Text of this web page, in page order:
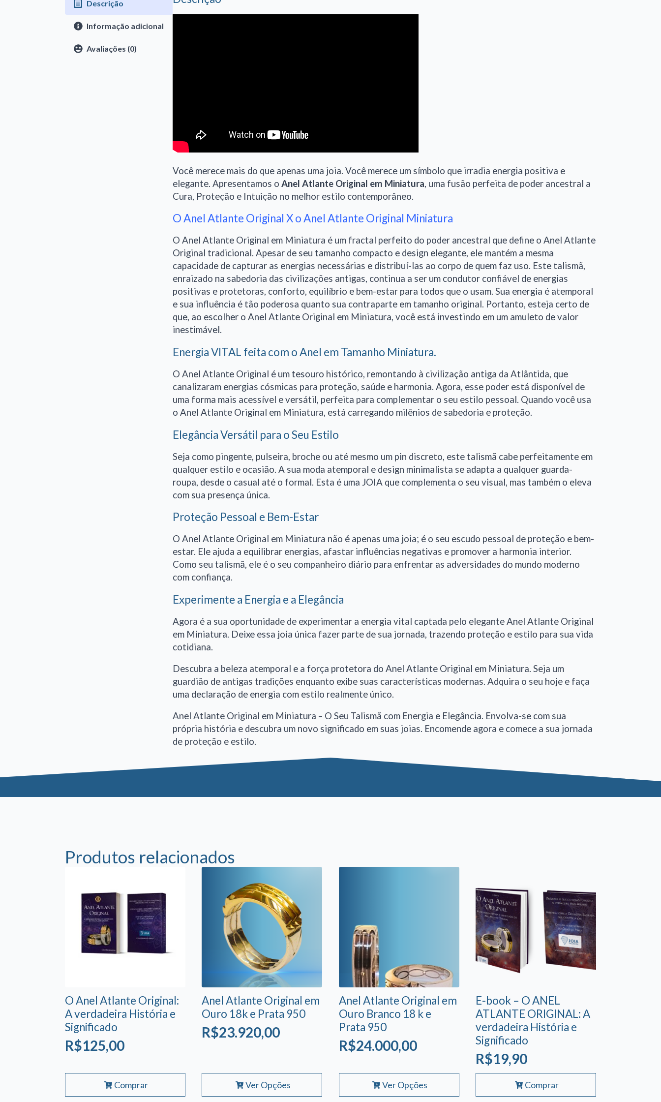
Descrição
Informação adicional
Avaliações (0)
Você merece mais do que apenas uma joia. Você merece um símbolo que irradia energia positiva e
elegante. Apresentamos o Anel Atlante Original em Miniatura, uma fusão perfeita de poder ancestral a
Cura, Proteção e Intuição no melhor estilo contemporâneo.
O Anel Atlante Original X o Anel Atlante Original Miniatura
O Anel Atlante Original em Miniatura é um fractal perfeito do poder ancestral que define o Anel Atlante
Original tradicional. Apesar de seu tamanho compacto e design elegante, ele mantém a mesma
capacidade de capturar as energias necessárias e distribuí-las ao corpo de quem faz uso. Este talismã,
enraizado na sabedoria das civilizações antigas, continua a ser um condutor confiável de energias
positivas e protetoras, conforto, equilíbrio e bem-estar para todos que o usam. Sua energia é atemporal
e sua influência é tão poderosa quanto sua contraparte em tamanho original. Portanto, esteja certo de
que, ao escolher o Anel Atlante Original em Miniatura, você está investindo em um amuleto de valor
inestimável.
Energia VITAL feita com o Anel em Tamanho Miniatura.
O Anel Atlante Original é um tesouro histórico, remontando à civilização antiga da Atlântida, que
canalizaram energias cósmicas para proteção, saúde e harmonia. Agora, esse poder está disponível de
uma forma mais acessível e versátil, perfeita para complementar o seu estilo pessoal. Quando você usa
o Anel Atlante Original em Miniatura, está carregando milênios de sabedoria e proteção.
Elegância Versátil para o Seu Estilo
Seja como pingente, pulseira, broche ou até mesmo um pin discreto, este talismã cabe perfeitamente em
qualquer estilo e ocasião. A sua moda atemporal e design minimalista se adapta a qualquer guarda-
roupa, desde o casual até o formal. Esta é uma JOIA que complementa o seu visual, mas também o eleva
com sua presença única.
Proteção Pessoal e Bem-Estar
O Anel Atlante Original em Miniatura não é apenas uma joia; é o seu escudo pessoal de proteção e bem-
estar. Ele ajuda a equilibrar energias, afastar influências negativas e promover a harmonia interior.
Como seu talismã, ele é o seu companheiro diário para enfrentar as adversidades do mundo moderno
com confiança.
Experimente a Energia e a Elegância
Agora é a sua oportunidade de experimentar a energia vital captada pelo elegante Anel Atlante Original
em Miniatura. Deixe essa joia única fazer parte de sua jornada, trazendo proteção e estilo para sua vida
cotidiana.
Descubra a beleza atemporal e a força protetora do Anel Atlante Original em Miniatura. Seja um
guardião de antigas tradições enquanto exibe suas características modernas. Adquira o seu hoje e faça
uma declaração de energia com estilo realmente único.
Anel Atlante Original em Miniatura – O Seu Talismã com Energia e Elegância. Envolva-se com sua
própria história e descubra um novo significado em suas joias. Encomende agora e comece a sua jornada
de proteção e estilo.
Produtos relacionados
O Anel Atlante Original:
A verdadeira História e
Significado
R$125,00
Comprar
Anel Atlante Original em
Ouro 18k e Prata 950
R$23.920,00
Ver Opções
Anel Atlante Original em
Ouro Branco 18 k e
Prata 950
R$24.000,00
Ver Opções
E-book – O ANEL
ATLANTE ORIGINAL: A
verdadeira História e
Significado
R$19,90
Comprar